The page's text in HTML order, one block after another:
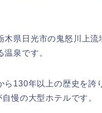
木県日光市の鬼怒川上
泉です。
130年以上の歴史を誇
慢の大型ホテルです。